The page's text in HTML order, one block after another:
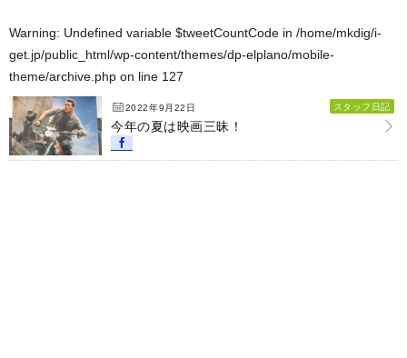
Warning: Undefined variable $tweetCountCode in /home/mkdig/i-
get.jp/public_html/wp-content/themes/dp-elplano/mobile-
theme/archive.php on line 127
2022年9月22日 スタッフ日記
今年の夏は映画三昧！